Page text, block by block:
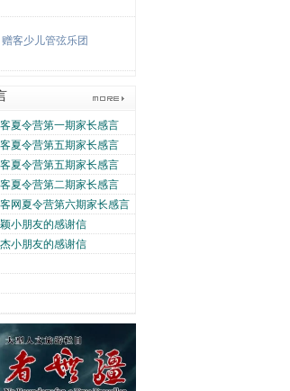
赠客川西藏区助学夏令营]
赠客川西藏区助学夏令营]
赠客少儿管弦乐团
夏令营第一期家长感言
夏令营第五期家长感言
夏令营第五期家长感言
夏令营第二期家长感言
网夏令营第六期家长感言
小朋友的感谢信
小朋友的感谢信